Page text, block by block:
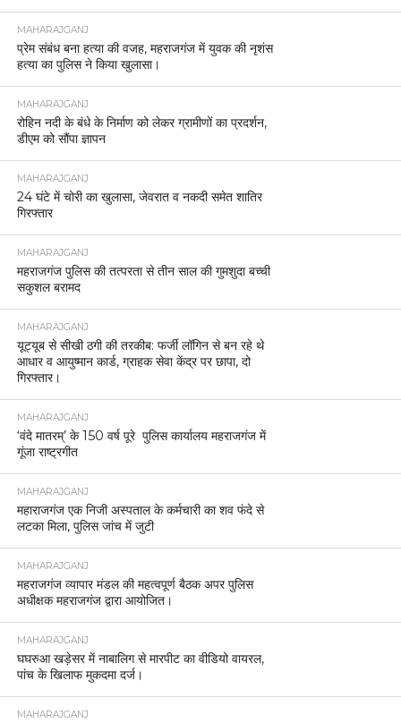
MAHARAJGANJ
प्रेम संबंध बना हत्या की वजह, महराजगंज में युवक की नृशंस
हत्या का पुलिस ने किया खुलासा।
MAHARAJGANJ
रोहिन नदी के बंधे के निर्माण को लेकर ग्रामीणों का प्रदर्शन,
डीएम को सौंपा ज्ञापन
MAHARAJGANJ
24 घंटे में चोरी का खुलासा, जेवरात व नकदी समेत शातिर
गिरफ्तार
MAHARAJGANJ
महराजगंज पुलिस की तत्परता से तीन साल की गुमशुदा बच्ची
सकुशल बरामद
MAHARAJGANJ
यूट्यूब से सीखी ठगी की तरकीब: फर्जी लॉगिन से बन रहे थे
आधार व आयुष्मान कार्ड, ग्राहक सेवा केंद्र पर छापा, दो
गिरफ्तार।
MAHARAJGANJ
‘वंदे मातरम्’ के 150 वर्ष पूरे पुलिस कार्यालय महराजगंज में
गूंजा राष्ट्रगीत
MAHARAJGANJ
महाराजगंज एक निजी अस्पताल के कर्मचारी का शव फंदे से
लटका मिला, पुलिस जांच में जुटी
MAHARAJGANJ
महराजगंज व्यापार मंडल की महत्वपूर्ण बैठक अपर पुलिस
अधीक्षक महराजगंज द्वारा आयोजित।
MAHARAJGANJ
घघरुआ खड़ेसर में नाबालिग से मारपीट का वीडियो वायरल,
पांच के खिलाफ मुकदमा दर्ज।
MAHARAJGANJ